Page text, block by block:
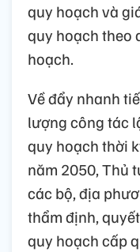
quy hoạch và
quy hoạch theo
hoạch.
Về đẩy nhanh
lượng công tác
quy hoạch thời
năm 2050, Thủ
các bộ, địa
thẩm định,
quy hoạch cấp